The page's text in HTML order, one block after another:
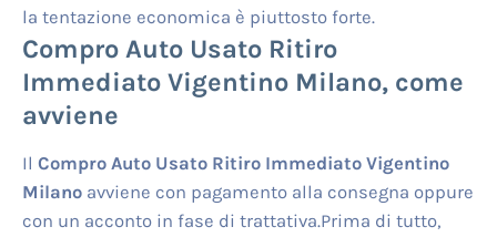
la tentazione economica è piuttosto forte.
Compro Auto Usato Ritiro
Immediato Vigentino Milano, come
avviene
Il Compro Auto Usato Ritiro Immediato Vigentino
Milanoavviene con pagamento alla consegna oppure
con un acconto in fase di trattativa.Prima di tutto,